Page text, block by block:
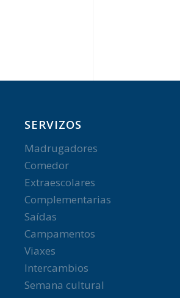
SERVIZOS
Madrugadores
Comedor
Extraescolares
Complementarias
Saídas
Campamentos
Viaxes
Intercambios
Semana cultural